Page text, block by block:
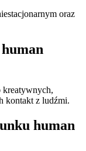
oraz
kreatywnych,
kontakt z ludźmi.
human